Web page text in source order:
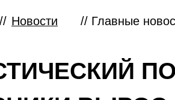
// Новости // Главные